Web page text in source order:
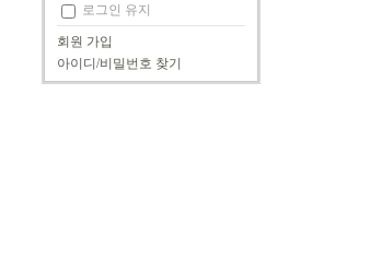
로그인 유지
회원 가입
아이디/비밀번호 찾기